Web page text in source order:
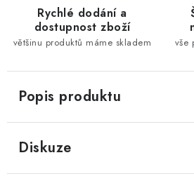
Rychlé dodání a
dostupnost zboží
většinu produktů máme skladem vše
Popis produktu
Diskuze